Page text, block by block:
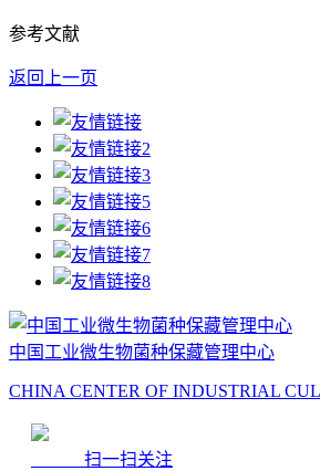
参考文献
返回上一页
中国工业微生物菌种保藏管理中心
CHINA CENTER OF INDUSTRIAL
扫一扫关注